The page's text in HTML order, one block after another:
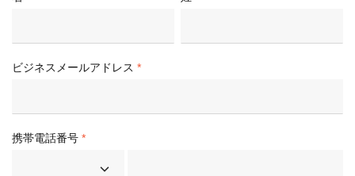
ビジネスメールアドレス
携帯電話番号